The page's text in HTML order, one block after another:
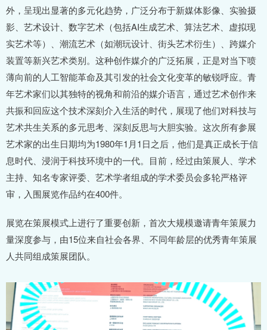
外，呈现出显著的多元化趋势，广泛分布于新媒体影像、实验摄
影、艺术设计、数字艺术（包括AI生成艺术、算法艺术、虚拟现
实艺术等）、潮流艺术（如潮玩设计、街头艺术衍生）、跨媒介
装置等新兴艺术类别。这种创作媒介的广泛拓展，正是对当下喷
薄向前的人工智能革命及其引发的社会文化变革的敏锐呼应。青
年艺术家们以其独特的视角和前沿的媒介语言，通过艺术创作来
共振和回应这个技术深刻介入生活的时代，展现了他们对科技与
艺术共生关系的多元思考、深刻反思与大胆实验。这次所有参展
艺术家的出生日期均为1980年1月1日之后，他们是真正成长于信
息时代、浸润于科技环境中的一代。目前，经过由策展人、学术
主持、知名专家评委、艺术学者组成的学术委员会多轮严格评
审，入围展览作品约在400件。
展览在策展模式上进行了重要创新，首次大规模邀请青年策展力
量深度参与，由15位来自社会各界、不同年龄层的优秀青年策展
人共同组成策展团队。